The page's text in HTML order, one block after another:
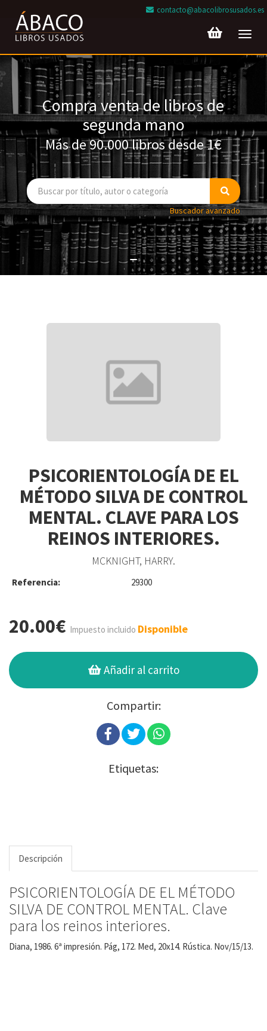
contacto@abacolibrosusados.es
Compra venta de libros de
segunda mano
Más de 90.000 libros desde 1€
Buscador avanzado
PSICORIENTOLOGÍA DE EL
MÉTODO SILVA DE CONTROL
MENTAL. CLAVE PARA LOS
REINOS INTERIORES.
MCKNIGHT, HARRY.
Referencia: 29300
20.00€ Impuesto incluido Disponible
Añadir al carrito
Compartir:
Etiquetas:
Descripción
PSICORIENTOLOGÍA DE EL MÉTODO
SILVA DE CONTROL MENTAL. Clave
para los reinos interiores.
Diana, 1986. 6ª impresión. Pág, 172. Med, 20x14. Rústica. Nov/15/13.